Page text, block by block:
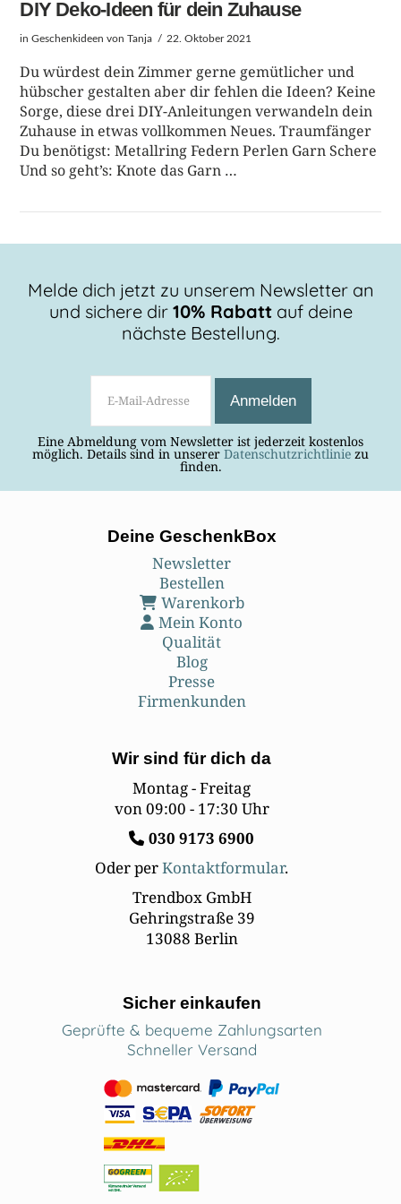
BEITRAG LESEN
DIY Deko-Ideen für dein Zuhause
inGeschenkideen von Tanja 22. Oktober 2021
Du würdest dein Zimmer gerne gemütlicher und
hübscher gestalten aber dir fehlen die Ideen? Keine
Sorge, diese drei DIY-Anleitungen verwandeln dein
Zuhause in etwas vollkommen Neues. Traumfänger
Du benötigst: Metallring Federn Perlen Garn Schere
Und so geht’s: Knote das Garn …
Melde dich jetzt zu unserem Newsletter an
und sichere dir 10% Rabattauf deine
nächste Bestellung.
Eine Abmeldung vom Newsletter ist jederzeit kostenlos
möglich. Details sind in unserer Datenschutzrichtlinie zu
finden.
Deine GeschenkBox
Newsletter
Bestellen
Warenkorb
Mein Konto
Qualität
Blog
Presse
Firmenkunden
Wir sind für dich da
Montag - Freitag
von 09:00 - 17:30 Uhr
030 9173 6900
Oder perKontaktformular.
Trendbox GmbH
Gehringstraße 39
13088 Berlin
Sicher einkaufen
Geprüfte & bequeme Zahlungsarten
Schneller Versand